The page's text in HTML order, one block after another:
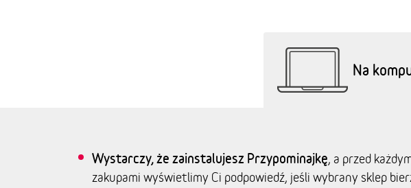
Na
Wystarczy, że zainstalujesz Przypominajkę, a przed
zakupami wyświetlimy Ci podpowiedź, jeśli wybrany sklep